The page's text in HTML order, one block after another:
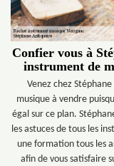
Confier vous à
instrument de
Venez chez
musique à vendre
égal sur ce plan.
les astuces de tous les
une formation tous les
afin de vous satisfaire